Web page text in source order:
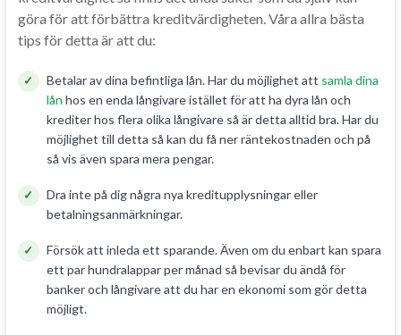
göra för att förbättra kreditvärdigheten. Våra allra bästa
tips för detta är att du:
Betalar av dina befintliga lån. Har du möjlighet att samla dina
lån hos en enda långivare istället för att ha dyra lån och
krediter hos flera olika långivare så är detta alltid bra. Har du
möjlighet till detta så kan du få ner räntekostnaden och på
så vis även spara mera pengar.
Dra inte på dig några nya kreditupplysningar eller
betalningsanmärkningar.
Försök att inleda ett sparande. Även om du enbart kan spara
ett par hundralappar per månad så bevisar du ändå för
banker och långivare att du har en ekonomi som gör detta
möjligt.